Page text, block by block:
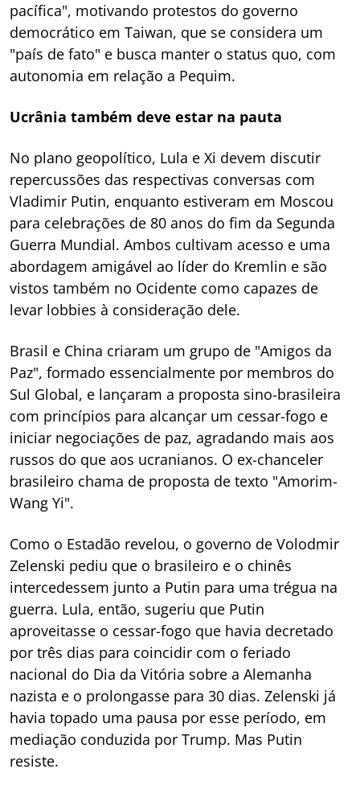
pacífica", motivando protestos do governo
democrático em Taiwan, que se considera um
"país de fato" e busca manter o status quo, com
autonomia em relação a Pequim.
Ucrânia também deve estar na pauta
No plano geopolítico, Lula e Xi devem discutir
repercussões das respectivas conversas com
Vladimir Putin, enquanto estiveram em Moscou
para celebrações de 80 anos do fim da Segunda
Guerra Mundial. Ambos cultivam acesso e uma
abordagem amigável ao líder do Kremlin e são
vistos também no Ocidente como capazes de
levar lobbies à consideração dele.
Brasil e China criaram um grupo de "Amigos da
Paz", formado essencialmente por membros do
Sul Global, e lançaram a proposta sino-brasileira
com princípios para alcançar um cessar-fogo e
iniciar negociações de paz, agradando mais aos
russos do que aos ucranianos. O ex-chanceler
brasileiro chama de proposta de texto "Amorim-
Wang Yi".
Como o Estadão revelou, o governo de Volodmir
Zelenski pediu que o brasileiro e o chinês
intercedessem junto a Putin para uma trégua na
guerra. Lula, então, sugeriu que Putin
aproveitasse o cessar-fogo que havia decretado
por três dias para coincidir com o feriado
nacional do Dia da Vitória sobre a Alemanha
nazista e o prolongasse para 30 dias. Zelenski já
havia topado uma pausa por esse período, em
mediação conduzida por Trump. Mas Putin
resiste.